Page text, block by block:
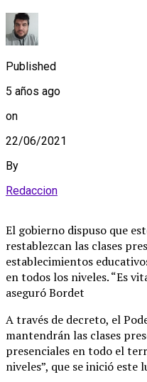
Published
5 años ago
on
22/06/2021
By
Redaccion
El gobierno dispuso que
restablezcan las clases
establecimientos
en todos los niveles. “Es
aseguró Bordet
A través de decreto, el
mantendrán las clases
presenciales en todo el
niveles”, que se inició este